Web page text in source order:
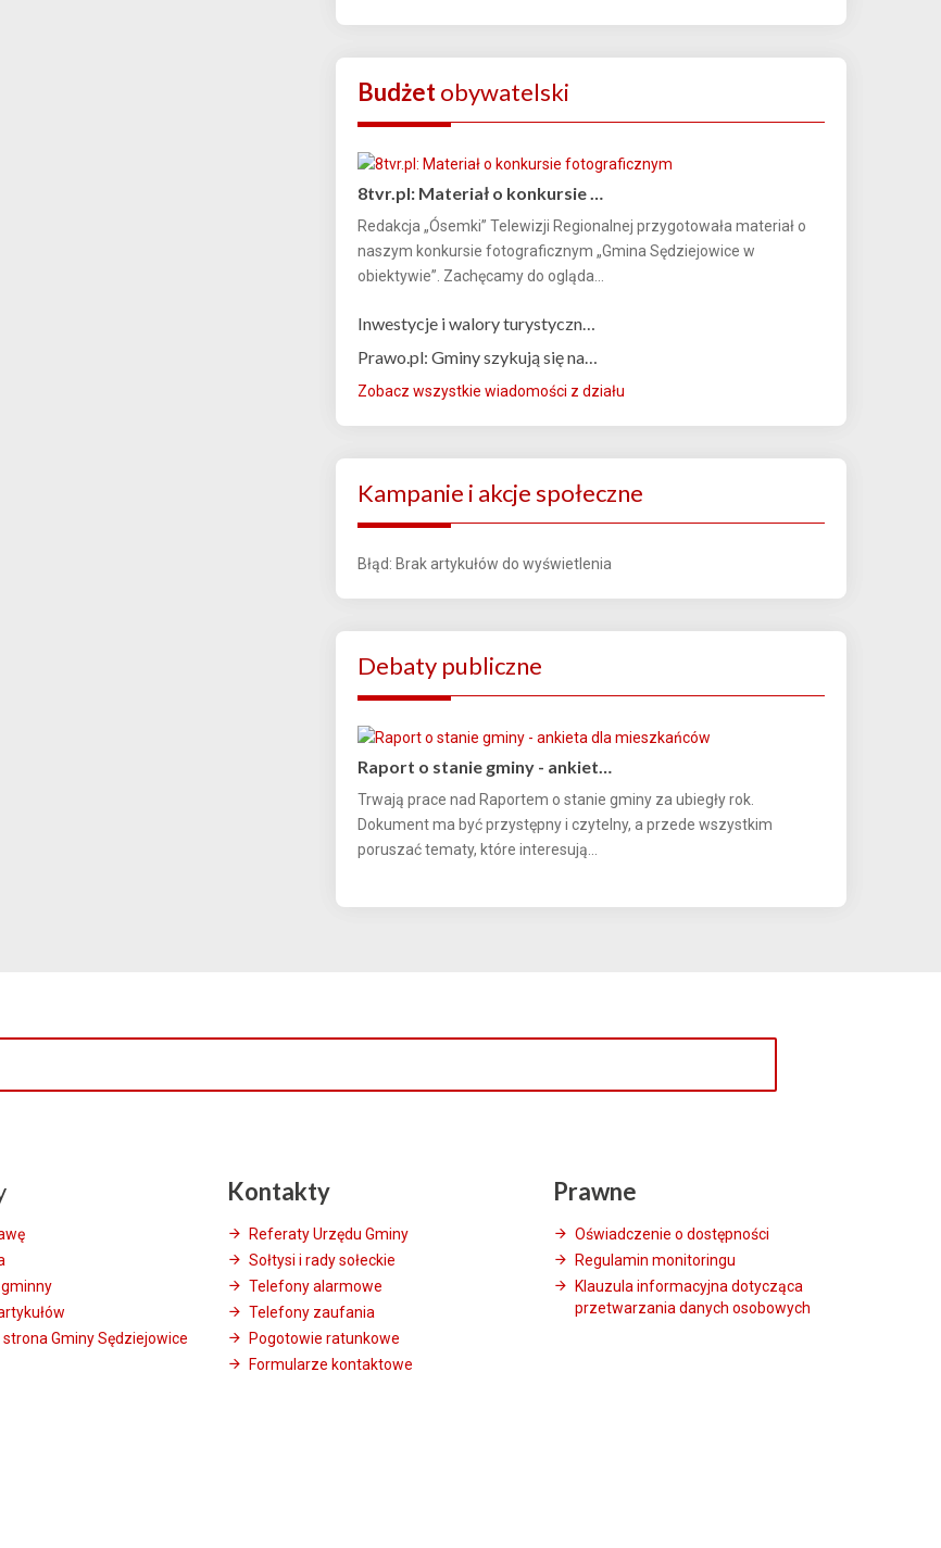
Budżetobywatelski
8tvr.pl: Materiał o konkursie …
Redakcja „Ósemki” Telewizji Regionalnej przygotowała materiał o
naszym konkursie fotograficznym „Gmina Sędziejowice w
obiektywie”. Zachęcamy do ogląda...
Inwestycje i walory turystyczn…
Prawo.pl: Gminy szykują się na…
Zobacz wszystkie wiadomości z działu
Kampanie i akcje społeczne
Błąd: Brak artykułów do wyświetlenia
Debaty publiczne
Raport o stanie gminy - ankiet…
Trwają prace nad Raportem o stanie gminy za ubiegły rok.
Dokument ma być przystępny i czytelny, a przede wszystkim
poruszać tematy, które interesują...
Gminy Sędziejowice
Kontakty
Referaty Urzędu Gminy
Sołtysi i rady sołeckie
Telefony alarmowe
Telefony zaufania
Pogotowie ratunkowe
Formularze kontaktowe
Prawne
Oświadczenie o dostępności
Regulamin monitoringu
Klauzula informacyjna dotycząca
przetwarzania danych osobowych